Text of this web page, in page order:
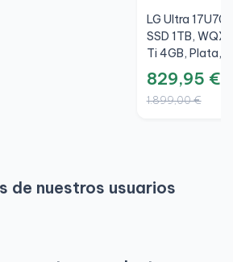
LG Ultra
SSD 1TB,
Ti 4GB, Plata,
829,95 €
1.899,00 €
de nuestros usuarios